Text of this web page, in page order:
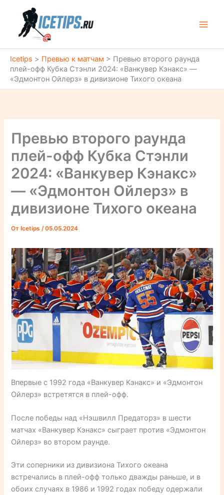
содержимому
Icetips > Превью к матчам > Превью второго раунда
плей-офф Кубка Стэнли 2024: «Ванкувер Кэнакс» —
«Эдмонтон Ойлерз» в дивизионе Тихого океана
Превью второго раунда
плей-офф Кубка Стэнли
2024: «Ванкувер Кэнакс»
— «Эдмонтон Ойлерз» в
дивизионе Тихого океана
От Icetips/05.05.2024
Впервые с 1992 года «Ванкувер Кэнакс» и «Эдмонтон
Ойлерз» встретятся в плей-офф.
После победы над «Нэшвилл Предаторз» в шести
матчах «Ванкувер Кэнакс» сыграет против «Эдмонтон
Ойлерз» во втором раунде.
Эти соперники из дивизиона Тихого океана
встречались в плей-офф только дважды раньше, и в
обоих случаях в 1986 и 1992 годах победу одержали